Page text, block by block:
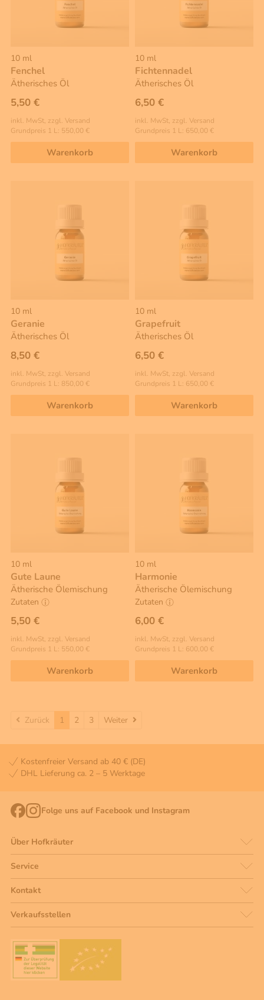
10 ml
Fenchel
Ätherisches Öl
5,50 €
inkl. MwSt, zzgl. Versand
Grundpreis 1 L: 550,00 €
Warenkorb
10 ml
Fichtennadel
Ätherisches Öl
6,50 €
inkl. MwSt, zzgl. Versand
Grundpreis 1 L: 650,00 €
Warenkorb
10 ml
Geranie
Ätherisches Öl
8,50 €
inkl. MwSt, zzgl. Versand
Grundpreis 1 L: 850,00 €
Warenkorb
10 ml
Grapefruit
Ätherisches Öl
6,50 €
inkl. MwSt, zzgl. Versand
Grundpreis 1 L: 650,00 €
Warenkorb
10 ml
Gute Laune
Ätherische Ölemischung
Zutaten
5,50 €
inkl. MwSt, zzgl. Versand
Grundpreis 1 L: 550,00 €
Warenkorb
10 ml
Harmonie
Ätherische Ölemischung
Zutaten
6,00 €
inkl. MwSt, zzgl. Versand
Grundpreis 1 L: 600,00 €
Warenkorb
Zurück 1 2 3 Weiter
Kostenfreier Versand ab 40 € (DE)
DHL Lieferung ca. 2 – 5 Werktage
Folge uns auf Facebook und Instagram
Über Hofkräuter
Service
Kontakt
Verkaufsstellen